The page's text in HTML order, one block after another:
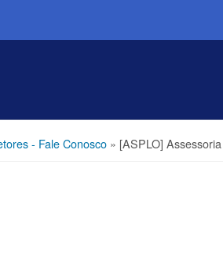
- Fale Conosco» [ASPLO]